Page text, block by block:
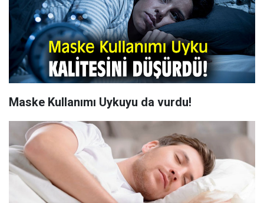
Maske Kullanımı Uykuyu da vurdu!